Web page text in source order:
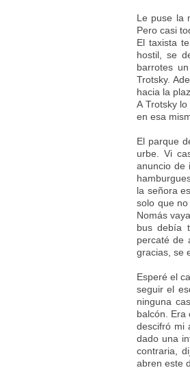
Le puse la
Pero casi
El taxista
hostil, se
barrotes
Trotsky.
hacia la
A Trotsky
en esa
El parque
urbe. Vi
anuncio de
la señora
solo que
Nomás
bus debía
percaté de
gracias, se
Esperé el
seguir el
ninguna
balcón. Era
descifró mi
dado una
contraria,
abren este